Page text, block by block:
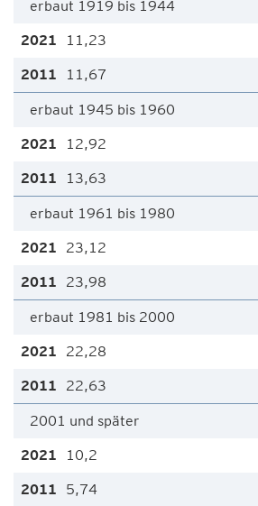
erbaut 1919 bis 1944
11,23
11,67
erbaut 1945 bis 1960
12,92
13,63
erbaut 1961 bis 1980
23,12
23,98
erbaut 1981 bis 2000
22,28
22,63
2001 und später
10,2
5,74